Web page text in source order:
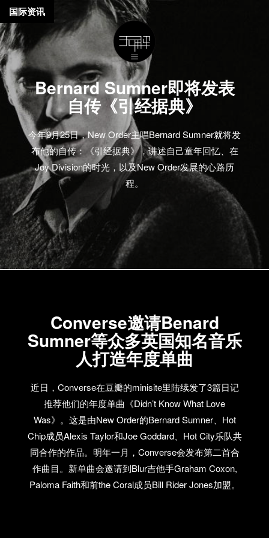
Bernard Sumner即将发表
自传《引经据典》
今年9月25日，New Order主唱Bernard Sumner就将发
布他的自传：《引经据典》，讲述自己童年回忆、在
Joy Division的时光，以及New Order发展的心路历
程。
国际资讯
Converse邀请Benard
Sumner等众多英国知名音乐
人打造年度单曲
近日，Converse在豆瓣的minisite里陆续发了3篇日记
推荐他们的年度单曲《Didn’t Know What Love
Was》。这是由New Order的Bernard Sumner、Hot
Chip成员Alexis Taylor和Joe Goddard、Hot City乐队共
同合作的作品。明年一月，Converse会发布第二首合
作曲目。新单曲会邀请到Blur吉他手Graham Coxon,
Paloma Faith和前the Coral成员Bill Rider Jones加盟。